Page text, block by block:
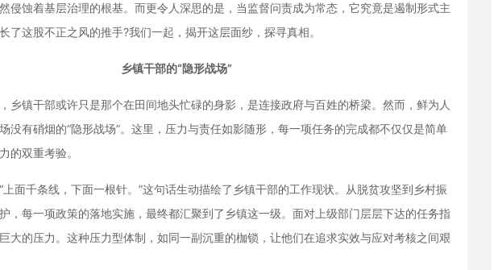
侵蚀着基层治理的根基。而更令人深思的是，当监督问责成为常态，它究竟是遏制形式主
了这股不正之风的推手?我们一起，揭开这层面纱，探寻真相。
乡镇干部的“隐形战场”
镇干部或许只是那个在田间地头忙碌的身影，是连接政府与百姓的桥梁。然而，鲜为人
没有硝烟的“隐形战场”。这里，压力与责任如影随形，每一项任务的完成都不仅仅是简单
的双重考验。
千条线，下面一根针。”这句话生动描绘了乡镇干部的工作现状。从脱贫攻坚到乡村振
，每一项政策的落地实施，最终都汇聚到了乡镇这一级。面对上级部门层层下达的任务指
大的压力。这种压力型体制，如同一副沉重的枷锁，让他们在追求实效与应对考核之间艰